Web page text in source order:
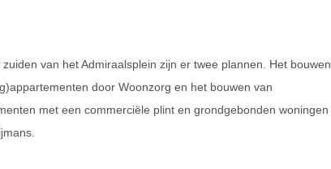
zuiden van het Admiraalsplein zijn er twee plannen. Het bouwen
door Woonzorg en het bouwen van
met een commerciële plint en grondgebonden woningen